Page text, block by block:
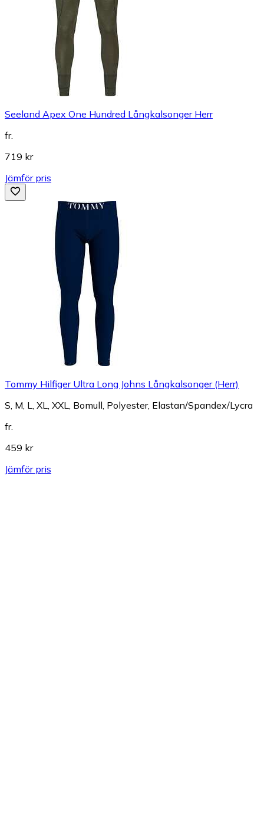
Seeland Apex One Hundred Långkalsonger Herr
fr.
719 kr
Jämför pris
Tommy Hilfiger Ultra Long Johns Långkalsonger (Herr)
S, M, L, XL, XXL, Bomull, Polyester, Elastan/Spandex/Lycra
fr.
459 kr
Jämför pris